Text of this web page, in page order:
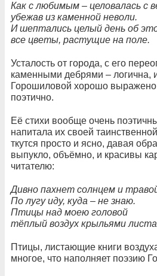
Как с любимым – целовалась с
убежав из каменной неволи.
И шептались целый день об
все цветы, растущие на поле.
Усталость от города, с его
каменными дебрями – логична,
Горошиловой хорошо выражено
поэтично.
Её стихи вообще очень
напитала их своей
ткутся просто и ясно, давая
выпукло, объёмно, и красивы
читателю:
Дивно пахнет солнцем и
По лугу иду, куда – не знаю.
Птицы над моею головой
тёплый воздух крыльями
Птицы, листающие книги
многое, что наполняет поэзию